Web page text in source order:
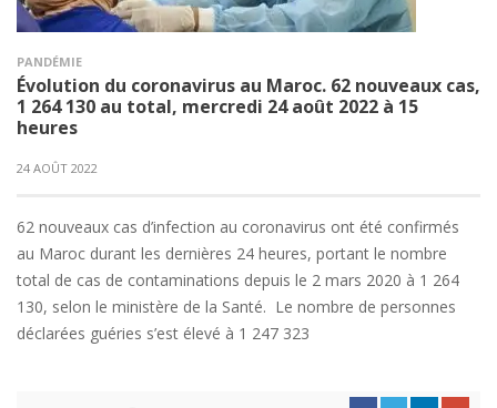
PANDÉMIE
Évolution du coronavirus au Maroc. 62 nouveaux cas,
1 264 130 au total, mercredi 24 août 2022 à 15
heures
24 AOÛT 2022
62 nouveaux cas d’infection au coronavirus ont été confirmés
au Maroc durant les dernières 24 heures, portant le nombre
total de cas de contaminations depuis le 2 mars 2020 à 1 264
130, selon le ministère de la Santé. Le nombre de personnes
déclarées guéries s’est élevé à 1 247 323